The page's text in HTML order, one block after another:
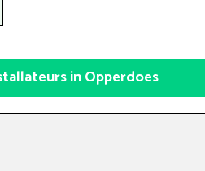
in Opperdoes